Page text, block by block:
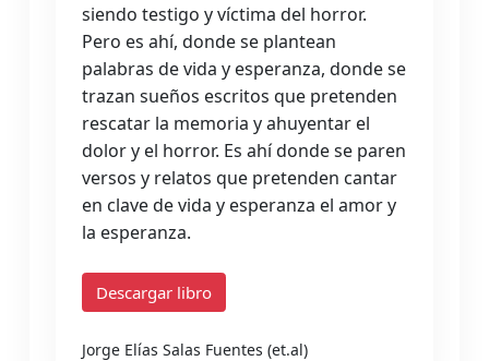
siendo testigo y víctima del horror.
Pero es ahí, donde se plantean
palabras de vida y esperanza, donde se
trazan sueños escritos que pretenden
rescatar la memoria y ahuyentar el
dolor y el horror. Es ahí donde se paren
versos y relatos que pretenden cantar
en clave de vida y esperanza el amor y
la esperanza.
Descargar libro
Jorge Elías Salas Fuentes (et.al)